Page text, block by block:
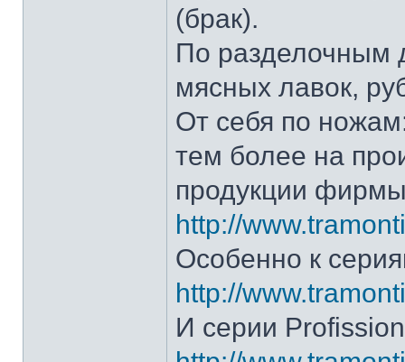
(брак).
По разделочным
мясных лавок,
От себя по
тем более на
продукции
http://
Особенно к
http://
И серии